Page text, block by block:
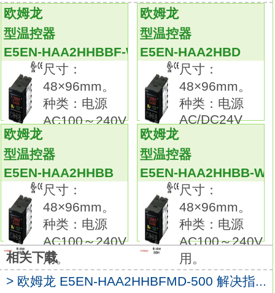
放大器-放大 器之间采用耐弯曲电缆E5EN-
HAA3BFM-500
本体：传感头。
种类：屏蔽型。
形状：圆柱，φ8×22mm。
检测距离：2mm。
重复精度：2μm。
电缆规格：自由切割型。放大器分离接近传感
器可简单设定高精度的灵敏度。
可根据用途选择传感器探头种类，传感器前置
放大器-放大 器之间采用耐弯曲电缆E5EN-
HAA3BFM-500手册。
本体：传感头。
种类：屏蔽型。
形状：螺丝，M10×22mm。
检测距离：2mm。
重复精度：2μm。
欧姆龙
型温控器
E5EN-HAA2HHBBF-W
尺寸：
48×96mm。
种类：电源
AC100～240V
欧姆龙
型温控器
E5EN-HAA2HBD
尺寸：
48×96mm。
种类：电源
AC/DC24V
欧姆龙
型温控器
E5EN-HAA2HHBB
尺寸：
48×96mm。
种类：电源
AC100～240V
用。
欧姆龙
型温控器
E5EN-HAA2HHBB-W
尺寸：
48×96mm。
种类：电源
AC100～240V
用。
相关下载
> 欧姆龙 E5EN-HAA2HHBFMD-500 解决指...